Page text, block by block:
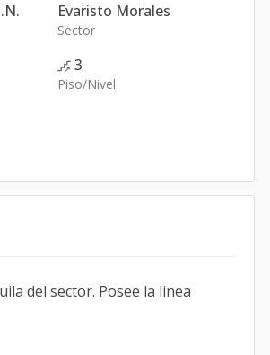
Evaristo Morales
Sector
3
Piso/Nivel
del sector. Posee la linea